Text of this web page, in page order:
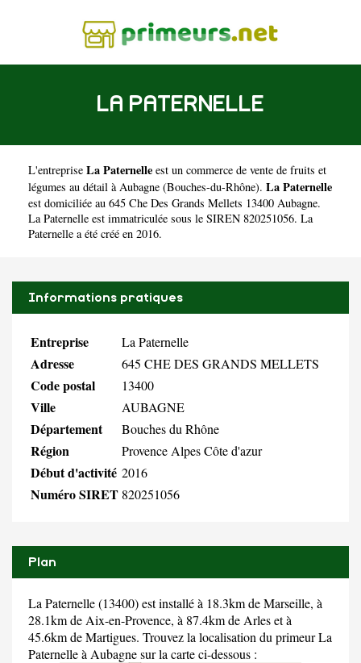
LA PATERNELLE
L'entreprise La Paternelle est un commerce de vente de fruits et
légumes au détail à Aubagne (Bouches-du-Rhône). La Paternelle
est domiciliée au 645 Che Des Grands Mellets 13400 Aubagne.
La Paternelle est immatriculée sous le SIREN 820251056. La
Paternelle a été créé en 2016.
Informations pratiques
Entreprise La Paternelle
Adresse 645 CHE DES GRANDS MELLETS
Code postal 13400
Ville AUBAGNE
Département Bouches du Rhône
Région Provence Alpes Côte d'azur
Début d'activité 2016
Numéro SIRET 820251056
Plan
La Paternelle (13400) est installé à 18.3km de Marseille, à
28.1km de Aix-en-Provence, à 87.4km de Arles et à
45.6km de Martigues. Trouvez la localisation du primeur La
Paternelle à Aubagne sur la carte ci-dessous :